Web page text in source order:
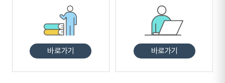
바로가기 바로가기